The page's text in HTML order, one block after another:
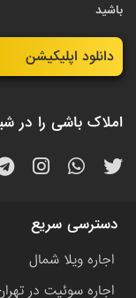
باشید
دانلود اپلیکیشن
املاک باشی را در
دسترسی سریع
اجاره ویلا شمال
اجاره سوئیت در